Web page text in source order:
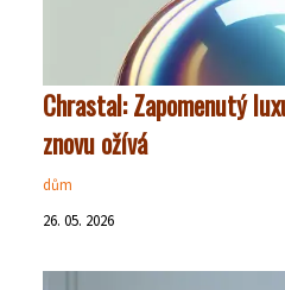
Chrastal: Zapomenutý
znovu ožívá
dům
26. 05. 2026